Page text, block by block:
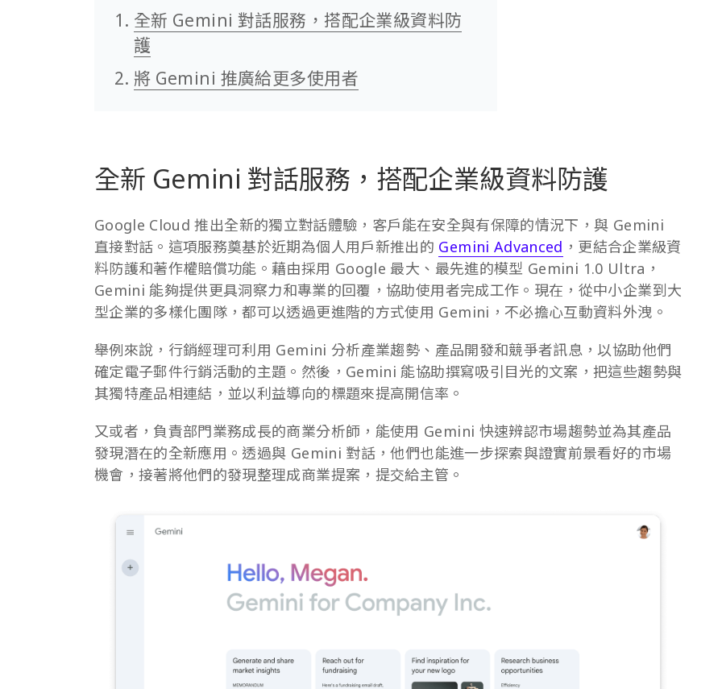
全新 Gemini 對話服務，搭配企業級資料防
護
將 Gemini 推廣給更多使用者
全新 Gemini 對話服務，搭配企業級資料防護
Google Cloud 推出全新的獨立對話體驗，客戶能在安全與有保障的情況下，與 Gemini
直接對話。這項服務奠基於近期為個人用戶新推出的 Gemini Advanced ，更結合企業級資
料防護和著作權賠償功能。藉由採用 Google 最大、最先進的模型 Gemini 1.0 Ultra，
Gemini 能夠提供更具洞察力和專業的回覆，協助使用者完成工作。現在，從中小企業到大
型企業的多樣化團隊，都可以透過更進階的方式使用 Gemini，不必擔心互動資料外洩。
舉例來說，行銷經理可利用 Gemini 分析產業趨勢、產品開發和競爭者訊息，以協助他們
確定電子郵件行銷活動的主題。然後，Gemini 能協助撰寫吸引目光的文案，把這些趨勢與
其獨特產品相連結，並以利益導向的標題來提高開信率。
又或者，負責部門業務成長的商業分析師，能使用 Gemini 快速辨認市場趨勢並為其產品
發現潛在的全新應用。透過與 Gemini 對話，他們也能進一步探索與證實前景看好的市場
機會，接著將他們的發現整理成商業提案，提交給主管。